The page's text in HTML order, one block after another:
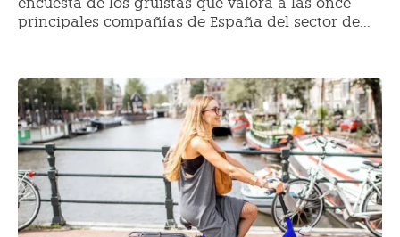
principales compañías de España del sector de...